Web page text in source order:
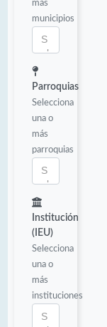
más
municipios
Parroquias
Selecciona
una o
más
parroquias
Institución
(IEU)
Selecciona
una o
más
instituciones